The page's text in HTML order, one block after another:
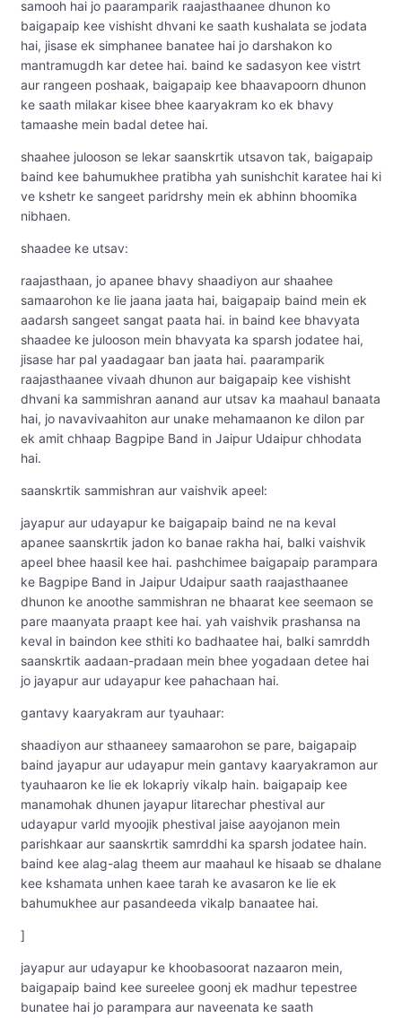
samooh hai jo paaramparik raajasthaanee dhunon ko
baigapaip kee vishisht dhvani ke saath kushalata se jodata
hai, jisase ek simphanee banatee hai jo darshakon ko
mantramugdh kar detee hai. baind ke sadasyon kee vistrt
aur rangeen poshaak, baigapaip kee bhaavapoorn dhunon
ke saath milakar kisee bhee kaaryakram ko ek bhavy
tamaashe mein badal detee hai.
shaahee julooson se lekar saanskrtik utsavon tak, baigapaip
baind kee bahumukhee pratibha yah sunishchit karatee hai ki
ve kshetr ke sangeet paridrshy mein ek abhinn bhoomika
nibhaen.
shaadee ke utsav:
raajasthaan, jo apanee bhavy shaadiyon aur shaahee
samaarohon ke lie jaana jaata hai, baigapaip baind mein ek
aadarsh sangeet sangat paata hai. in baind kee bhavyata
shaadee ke julooson mein bhavyata ka sparsh jodatee hai,
jisase har pal yaadagaar ban jaata hai. paaramparik
raajasthaanee vivaah dhunon aur baigapaip kee vishisht
dhvani ka sammishran aanand aur utsav ka maahaul banaata
hai, jo navavivaahiton aur unake mehamaanon ke dilon par
ek amit chhaap Bagpipe Band in Jaipur Udaipur chhodata
hai.
saanskrtik sammishran aur vaishvik apeel:
jayapur aur udayapur ke baigapaip baind ne na keval
apanee saanskrtik jadon ko banae rakha hai, balki vaishvik
apeel bhee haasil kee hai. pashchimee baigapaip parampara
ke Bagpipe Band in Jaipur Udaipur saath raajasthaanee
dhunon ke anoothe sammishran ne bhaarat kee seemaon se
pare maanyata praapt kee hai. yah vaishvik prashansa na
keval in baindon kee sthiti ko badhaatee hai, balki samrddh
saanskrtik aadaan-pradaan mein bhee yogadaan detee hai
jo jayapur aur udayapur kee pahachaan hai.
gantavy kaaryakram aur tyauhaar:
shaadiyon aur sthaaneey samaarohon se pare, baigapaip
baind jayapur aur udayapur mein gantavy kaaryakramon aur
tyauhaaron ke lie ek lokapriy vikalp hain. baigapaip kee
manamohak dhunen jayapur litarechar phestival aur
udayapur varld myoojik phestival jaise aayojanon mein
parishkaar aur saanskrtik samrddhi ka sparsh jodatee hain.
baind kee alag-alag theem aur maahaul ke hisaab se dhalane
kee kshamata unhen kaee tarah ke avasaron ke lie ek
bahumukhee aur pasandeeda vikalp banaatee hai.
]
jayapur aur udayapur ke khoobasoorat nazaaron mein,
baigapaip baind kee sureelee goonj ek madhur tepestree
bunatee hai jo parampara aur naveenata ke saath